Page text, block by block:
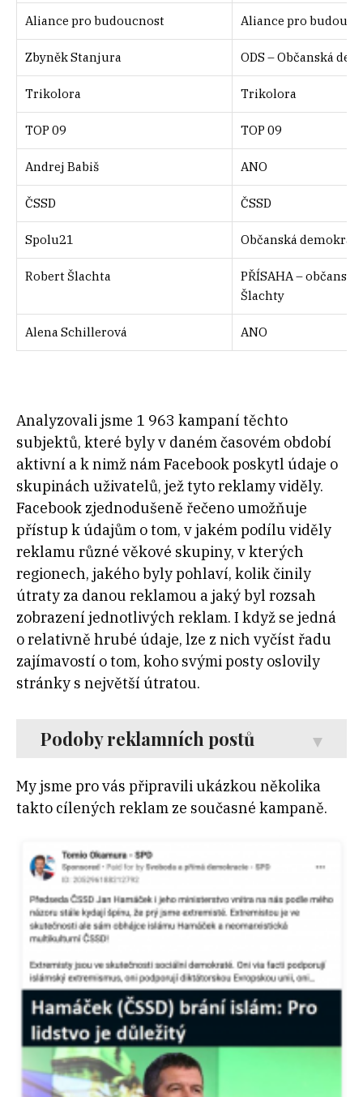
Aliance pro budoucnost Aliance pro
Zbyněk Stanjura ODS – Občanská
Trikolora Trikolora
TOP 09 TOP 09
Andrej Babiš ANO
ČSSD ČSSD
Spolu21 Občanská
Robert Šlachta
PŘÍSAHA –
Šlachty
Alena Schillerová ANO
Analyzovali jsme 1 963 kampaní těchto
subjektů, které byly v daném časovém období
aktivní a k nimž nám Facebook poskytl údaje o
skupinách uživatelů, jež tyto reklamy viděly.
Facebook zjednodušeně řečeno umožňuje
přístup k údajům o tom, v jakém podílu viděly
reklamu různé věkové skupiny, v kterých
regionech, jakého byly pohlaví, kolik činily
útraty za danou reklamou a jaký byl rozsah
zobrazení jednotlivých reklam. I když se jedná
o relativně hrubé údaje, lze z nich vyčíst řadu
zajímavostí o tom, koho svými posty oslovily
stránky s největší útratou.
Podoby reklamních postů
My jsme pro vás připravili ukázkou několika
takto cílených reklam ze současné kampaně.